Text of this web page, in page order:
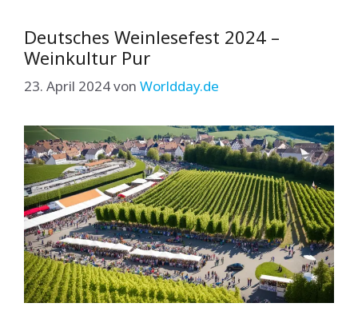
Deutsches Weinlesefest 2024 –
Weinkultur Pur
23. April 2024von Worldday.de